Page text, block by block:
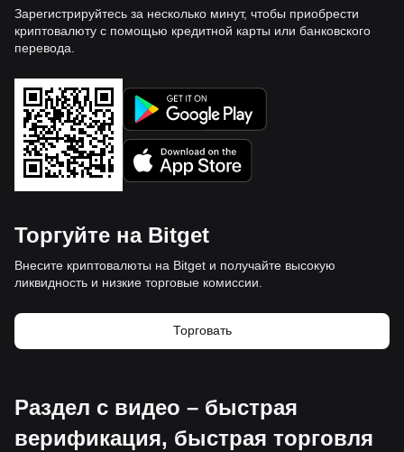
Зарегистрируйтесь за несколько минут, чтобы приобрести
криптовалюту с помощью кредитной карты или банковского
перевода.
Торгуйте на Bitget
Внесите криптовалюты на Bitget и получайте высокую
ликвидность и низкие торговые комиссии.
Торговать
Раздел с видео – быстрая
верификация, быстрая торговля